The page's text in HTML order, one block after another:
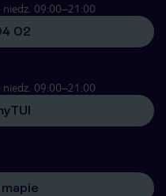
09:00–21:00
02
09:00–21:00